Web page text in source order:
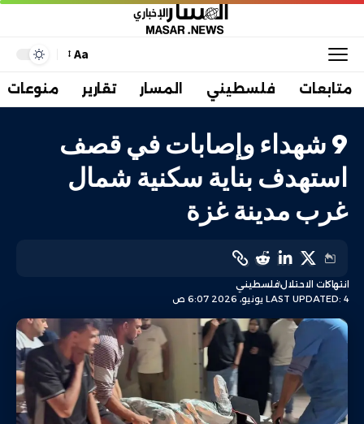
Aa
متابعات فلسطيني المسار تقارير منوعات
9 شهداء وإصابات في قصف
استهدف بناية سكنية شمال
غرب مدينة غزة
LAST UPDATED: 4 يونيو، 2026 6:07 ص
انتهاكات الاحتلالفلسطيني